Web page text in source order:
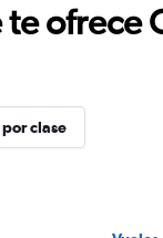
ofrece
por clase